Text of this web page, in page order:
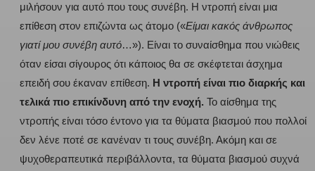
μιλήσουν για αυτό που τους συνέβη. Η ντροπή είναι μια
επίθεση στον επιζώντα ως άτομο («Είμαι κακός άνθρωπος
γιατί μου συνέβη αυτό…»). Είναι το συναίσθημα που νιώθεις
όταν είσαι σίγουρος ότι κάποιος θα σε σκέφτεται άσχημα
επειδή σου έκαναν επίθεση. Η ντροπή είναι πιο διαρκής και
τελικά πιο επικίνδυνη από την ενοχή. Το αίσθημα της
ντροπής είναι τόσο έντονο για τα θύματα βιασμού που πολλοί
δεν λένε ποτέ σε κανέναν τι τους συνέβη. Ακόμη και σε
ψυχοθεραπευτικά περιβάλλοντα, τα θύματα βιασμού συχνά